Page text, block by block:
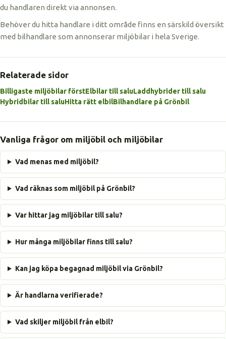
du handlaren direkt via annonsen.
Behöver du hitta handlare i ditt område finns en särskild översikt
med bilhandlare som annonserar miljöbilar i hela Sverige.
Relaterade sidor
Billigaste miljöbilar förstElbilar till saluLaddhybrider till salu
Hybridbilar till saluHitta rätt elbilBilhandlare på Grönbil
Vanliga frågor om miljöbil och miljöbilar
Vad menas med miljöbil?
Vad räknas som miljöbil på Grönbil?
Var hittar jag miljöbilar till salu?
Hur många miljöbilar finns till salu?
Kan jag köpa begagnad miljöbil via Grönbil?
Är handlarna verifierade?
Vad skiljer miljöbil från elbil?